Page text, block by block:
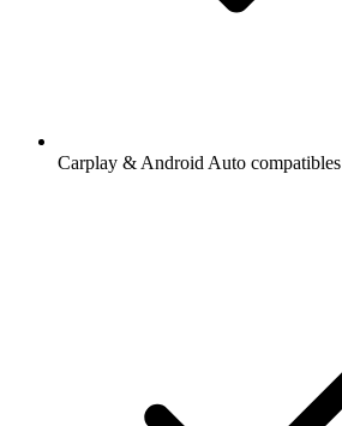
Carplay & Android Auto compatibles